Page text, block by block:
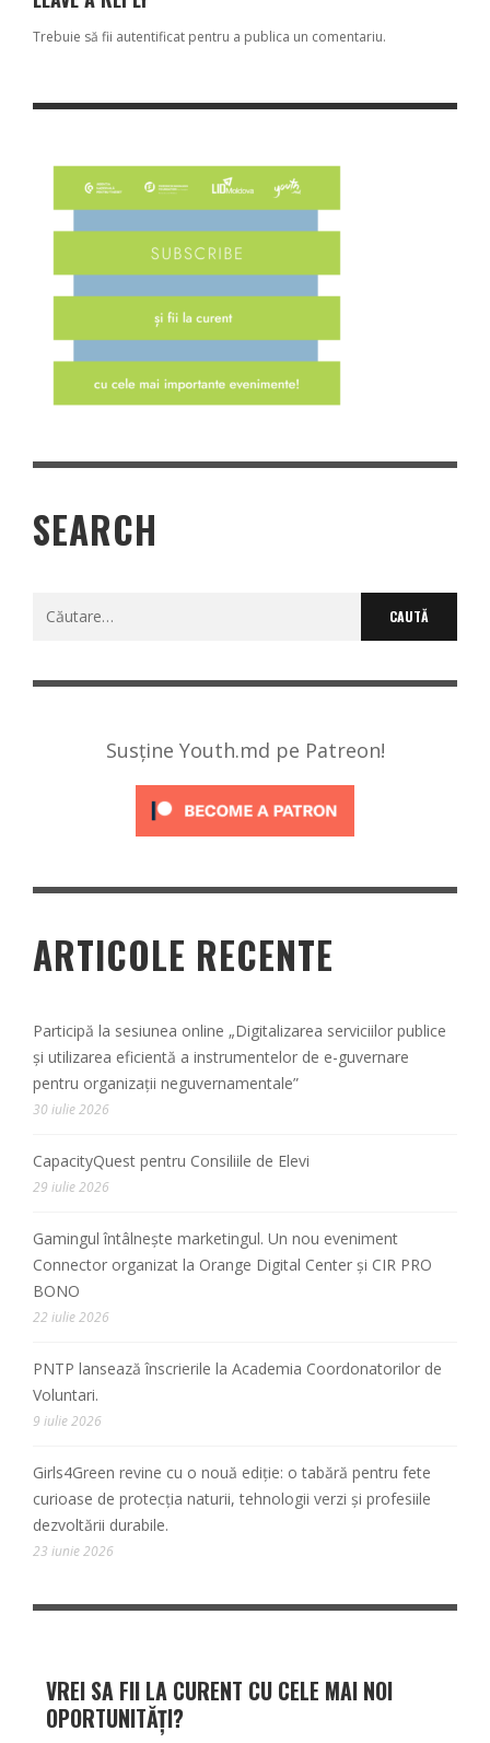
Trebuie să fii autentificat pentru a publica un comentariu.
SEARCH
Susține Youth.md pe Patreon!
ARTICOLE RECENTE
Participă la sesiunea online „Digitalizarea serviciilor publice
și utilizarea eficientă a instrumentelor de e-guvernare
pentru organizații neguvernamentale”
30 iulie 2026
CapacityQuest pentru Consiliile de Elevi
29 iulie 2026
Gamingul întâlnește marketingul. Un nou eveniment
Connector organizat la Orange Digital Center și CIR PRO
BONO
22 iulie 2026
PNTP lansează înscrierile la Academia Coordonatorilor de
Voluntari.
9 iulie 2026
Girls4Green revine cu o nouă ediție: o tabără pentru fete
curioase de protecția naturii, tehnologii verzi și profesiile
dezvoltării durabile.
23 iunie 2026
VREI SA FII LA CURENT CU CELE MAI NOI
OPORTUNITĂȚI?